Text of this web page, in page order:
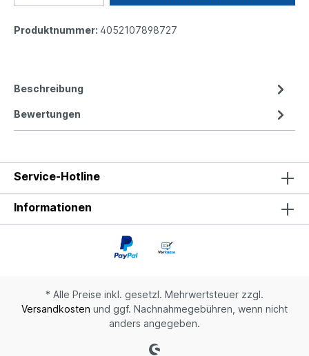
Produktnummer: 4052107898727
Beschreibung
Bewertungen
Service-Hotline
Informationen
* Alle Preise inkl. gesetzl. Mehrwertsteuer zzgl.
Versandkosten und ggf. Nachnahmegebühren, wenn nicht
anders angegeben.